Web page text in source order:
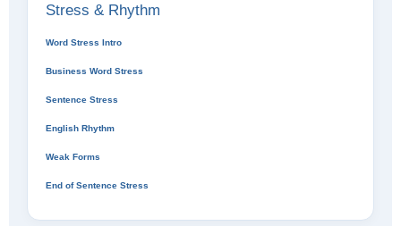
Stress & Rhythm
Word Stress Intro
Business Word Stress
Sentence Stress
English Rhythm
Weak Forms
End of Sentence Stress